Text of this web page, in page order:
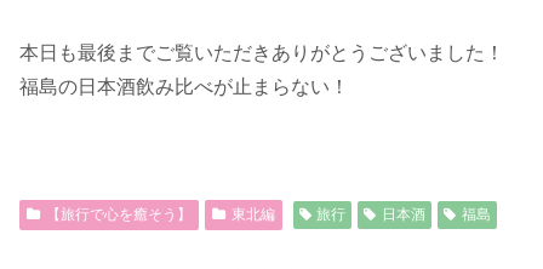
本日も最後までご覧いただきありがとうございました！
福島の日本酒飲み比べが止まらない！
【旅行で心を癒そう】 東北編 旅行 日本酒 福島